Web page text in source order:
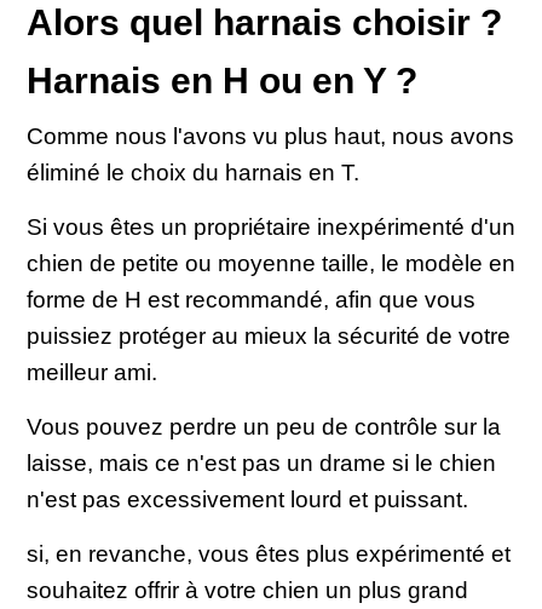
Alors quel harnais choisir ?
Harnais en H ou en Y ?
Comme nous l'avons vu plus haut, nous avons
éliminé le choix du harnais en T.
Si vous êtes un propriétaire inexpérimenté d'un
chien de petite ou moyenne taille, le modèle en
forme de H est recommandé, afin que vous
puissiez protéger au mieux la sécurité de votre
meilleur ami.
Vous pouvez perdre un peu de contrôle sur la
laisse, mais ce n'est pas un drame si le chien
n'est pas excessivement lourd et puissant.
si, en revanche, vous êtes plus expérimenté et
souhaitez offrir à votre chien un plus grand